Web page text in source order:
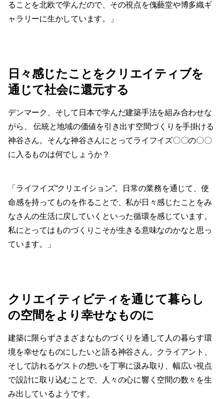
ることを北欧で学んだので、その視点を傀藝堂や博多織ギ
ャラリーに生かしています。」
日々感じたことをクリエイティブを
通じて社会に還元する
デンマーク、そして日本で学んだ建築手法を組み合わせな
がら、 伝統と地域の価値を引き出す空間づくりを手掛ける
神谷さん。そんな神谷さんにとってライフイズ〇〇の〇〇
に入るものは何でしょうか？
「ライフイズ“クリエイション”。日常の業務を通じて、使
命感を持ってものを作ることで、私が日々感じたことをみ
なさんの生活に戻していくといった循環を感じています。
私にとってはものづくりこそが生きる意味なのかなと思っ
ています。」
クリエイティビティを通じて暮らし
の空間をより幸せなものに
建築に限らずさまざまなものづくりを通して人の暮らす環
境を幸せなものにしたいと語る神谷さん。クライアント、
そして訪れるゲストの想いを丁寧に汲み取り、幅広い視点
で設計に取り込むことで、人々の心に響く空間の数々を生
み出しているようです。